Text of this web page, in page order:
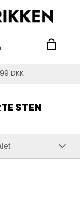
DKK
STEN